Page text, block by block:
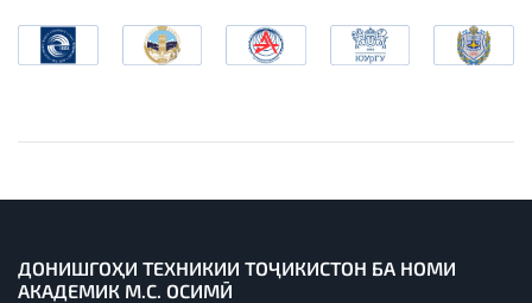
ДОНИШГОҲИ ТЕХНИКИИ ТОҶИКИСТОН БА НОМИ
АКАДЕМИК М.С. ОСИМӢ